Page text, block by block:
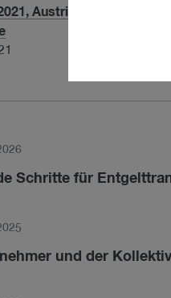
Austria - Trends and
Schritte für
und der